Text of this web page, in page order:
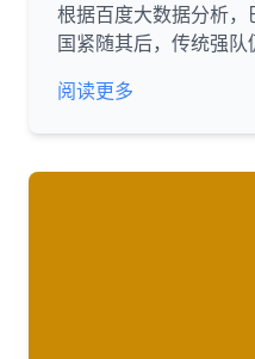
根据百度大数据分析
国紧随其后，传统强队
阅读更多